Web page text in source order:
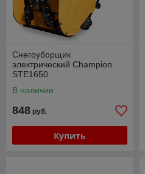
Снегоуборщик
электрический Champion
STE1650
В наличии
848 руб.
Купить